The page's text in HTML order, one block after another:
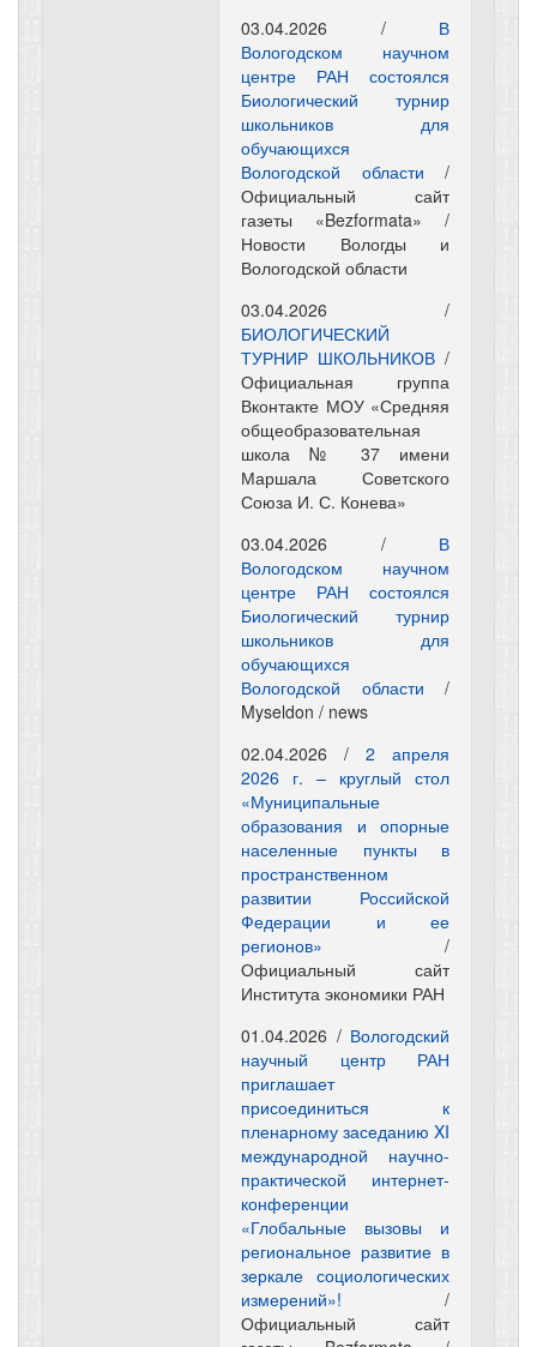
03.04.2026 / В
Вологодском научном
центре РАН состоялся
Биологический турнир
школьников для
обучающихся
Вологодской области /
Официальный сайт
газеты «Bezformata» /
Новости Вологды и
Вологодской области
03.04.2026 /
БИОЛОГИЧЕСКИЙ
ТУРНИР ШКОЛЬНИКОВ /
Официальная группа
Вконтакте МОУ «Средняя
общеобразовательная
школа № 37 имени
Маршала Советского
Союза И. С. Конева»
03.04.2026 / В
Вологодском научном
центре РАН состоялся
Биологический турнир
школьников для
обучающихся
Вологодской области /
Myseldon / news
02.04.2026 / 2 апреля
2026 г. – круглый стол
«Муниципальные
образования и опорные
населенные пункты в
пространственном
развитии Российской
Федерации и ее
регионов» /
Официальный сайт
Института экономики РАН
01.04.2026 / Вологодский
научный центр РАН
приглашает
присоединиться к
пленарному заседанию XI
международной научно-
практической интернет-
конференции
«Глобальные вызовы и
региональное развитие в
зеркале социологических
измерений»! /
Официальный сайт